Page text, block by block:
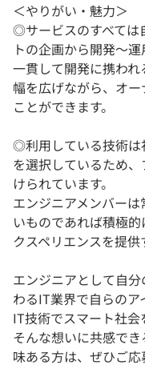
＜やりがい・魅力＞
◎サービスのすべては
トの企画から開発～運
一貫して開発に携わ
幅を広げながら、オ
ことができます。
◎利用している技術は
を選択しているため
けられています。
エンジニアメンバー
いものであれば積極
クスペリエンスを提供
エンジニアとして自
わるIT業界で自らのア
IT技術でスマート社会
そんな想いに共感で
味ある方は、ぜひご応